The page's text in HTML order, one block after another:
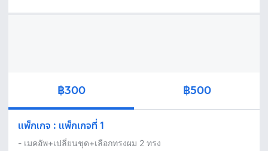
฿300 ฿500
แพ็กเกจ : แพ็กเกจที่ 1
- เมคอัพ+เปลี่ยนชุด+เลือกทรงผม 2 ทรง